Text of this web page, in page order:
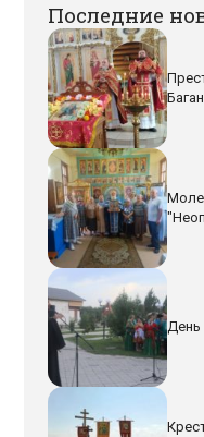
Последние
День